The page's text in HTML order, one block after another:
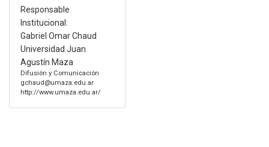
Responsable
Institucional:
Gabriel Omar Chaud
Universidad Juan
Agustín Maza
Difusión y Comunicación
gchaud@umaza.edu.ar
http://www.umaza.edu.ar/